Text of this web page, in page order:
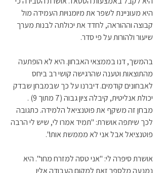
היא מעוניינת לשפר את מיומנויות העמידה מול
קבוצה וההוראה, לחדד את יכולתה לבנות מערך
שיעור ולהורות על פי סדר.
בהמשך, דנו בממצאי האבחון. היא לא הופתעה
מהתוצאות וטענה שהרגישה קושי רב ביחס
לאבחונים קודמים. דיברנו על כך שבמבחן שבדק
יכולת אנליטית, קיבלה ציון גבוה (7 מתוך 9) .
מבחן זה משקף את פוטנציאל הלמידה. כתגובה
לכך שיתפה אושרת: "תמיד אמרו לי, שיש לי הרבה
פוטנציאל אבל אני לא מממשת אותו".
אושרת סיפרה לי: "אני טסה למזרח מחר". היא
נמנעה מלספר זאת למקום העבודה אליו